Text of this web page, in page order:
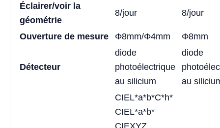
Éclairer/voir la
géométrie
8/jour 8/jour
Ouverture de mesure Φ8mm/Φ4mm Φ8mm
Détecteur
diode
photoélectrique
au silicium
diode
au
CIEL*a*b*C*h*
CIEL*a*b*
CIEXYZ